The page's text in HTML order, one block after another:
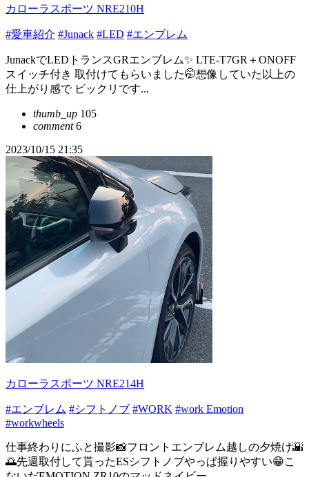
カローラスポーツ NRE210H
#愛車紹介 #Junack #LED #エンブレム
JunackでLEDトランスGRエンブレム✨ LTE-T7GR＋ONOFF
スイッチ付き 取付けてもらいました🤭想像していた以上の
仕上がり感で ビックリです...
thumb_up 105
comment6
2023/10/15 21:35
カローラスポーツ NRE214H
#エンブレム #シフトノブ #WORK #work Emotion
#workwheels
仕事終わりにふと撮影📸フロントエンブレム越しの夕焼け🌇
🌅先週取付して貰ったESシフトノブやっぱ握りやすい😁こ